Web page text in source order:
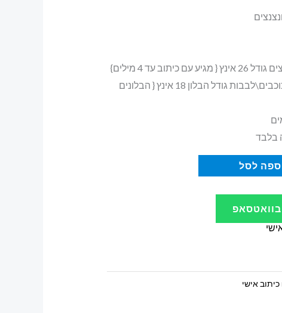
כיתוב עד 4 מילים}
6 יחידות בלונים כוכבים\לבבות גודל הבלון 18 אינץ { הבלונים
בלבד
לסל
אישי